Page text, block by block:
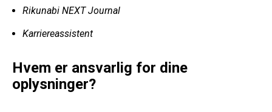
Rikunabi NEXT Journal
Karriereassistent
Hvem er ansvarlig for dine
oplysninger?